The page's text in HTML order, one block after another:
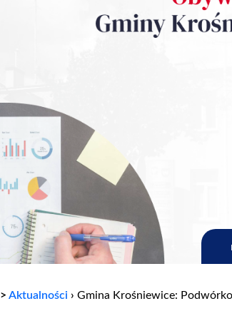
Aktualności › Gmina Krośniewice: